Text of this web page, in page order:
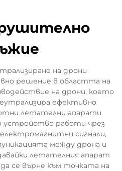
на дрони
решение в областта на
на дрони, което
ефективно
летателни апарати
устройство работи чрез
електромагнитни сигнали,
между дрона и
летателния апарат
да се върне към точката на